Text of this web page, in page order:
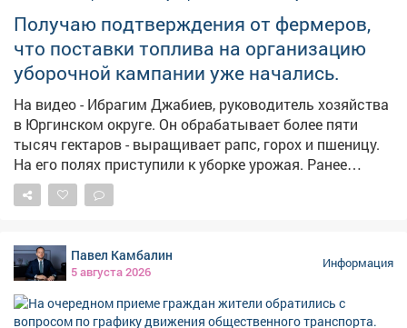
главного управления приставов в регионе. В
результате исполнительные действия
активизировались, должностное лицо привлекли к
дисциплинарной ответственности, а с бывшего мужа
взыскали 315 тысяч рублей по алиментам.
Прокуратура продолжит следить за тем, как
контролируется последующая выплата алиментов.
Получаю подтверждения от фермеров,
что поставки топлива на организацию
уборочной кампании уже начались.
На видео - Ибрагим Джабиев, руководитель хозяйства
в Юргинском округе. Он обрабатывает более пяти
тысяч гектаров - выращивает рапс, горох и пшеницу.
На его полях приступили к уборке урожая. Ранее
обращался к федеральному центру с просьбой
выделить региону дополнительные объемы солярки
поддержали, первые девять тысяч тонн горючего
прибыли в регион и распределяются кузбасским
сельхозпроизводителям.
Павел Камбалин
5 августа 2026
Информация